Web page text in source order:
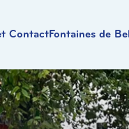
ContactFontaines de